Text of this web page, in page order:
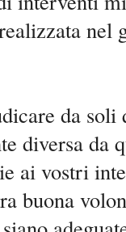
nel
da soli
diversa da
ai vostri
buona